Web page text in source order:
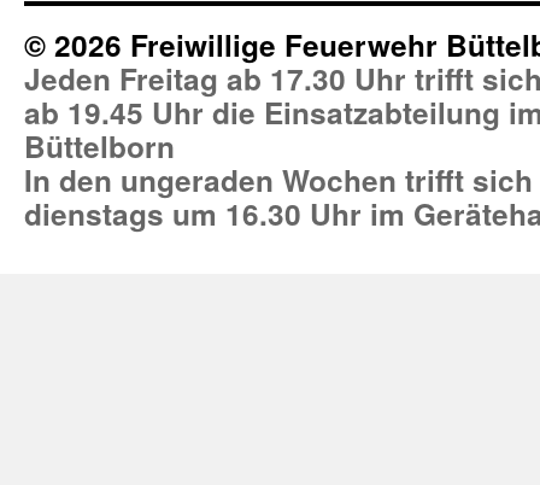
© 2026 Freiwillige Feuerwehr
Jeden Freitag ab 17.30 Uhr trifft
ab 19.45 Uhr die Einsatzabteilung
Büttelborn
In den ungeraden Wochen trifft
dienstags um 16.30 Uhr im